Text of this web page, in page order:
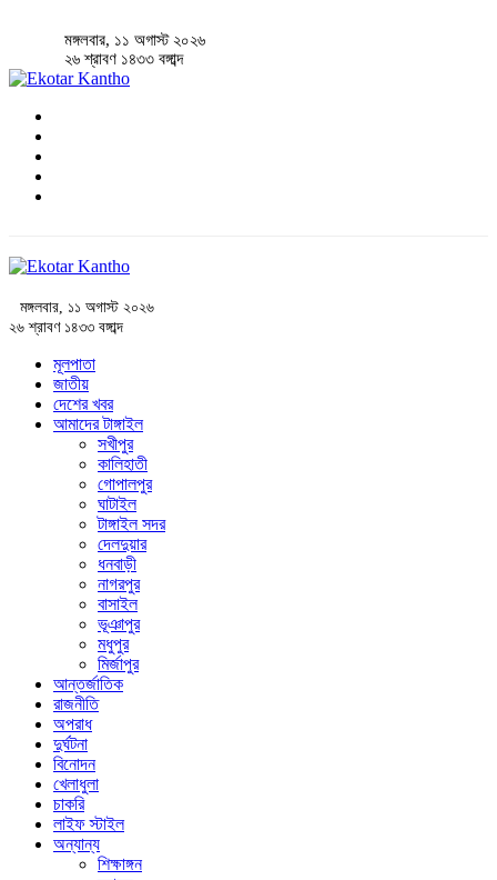
মঙ্গলবার, ১১ অগাস্ট ২০২৬
২৬ শ্রাবণ ১৪৩৩ বঙ্গাব্দ
মঙ্গলবার, ১১ অগাস্ট ২০২৬
২৬ শ্রাবণ ১৪৩৩ বঙ্গাব্দ
মূলপাতা
জাতীয়
দেশের খবর
আমাদের টাঙ্গাইল
সখীপুর
কালিহাতী
গোপালপুর
ঘাটাইল
টাঙ্গাইল সদর
দেলদুয়ার
ধনবাড়ী
নাগরপুর
বাসাইল
ভূঞাপুর
মধুপুর
মির্জাপুর
আন্তর্জাতিক
রাজনীতি
অপরাধ
দুর্ঘটনা
বিনোদন
খেলাধুলা
চাকরি
লাইফ স্টাইল
অন্যান্য
শিক্ষাঙ্গন